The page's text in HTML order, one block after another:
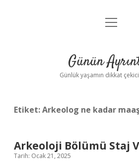
Anasayfa
Yasal Uyarı
menüyü
Günün
Günlük yaşamın dikkat çekici
Etiket:Arkeolog ne kadar
Arkeoloji Bölümü Staj
Tarih: Ocak 21, 2025